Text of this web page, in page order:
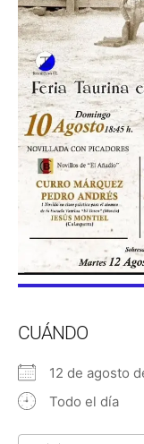
CUÁNDO
12 de agosto
Todo el día